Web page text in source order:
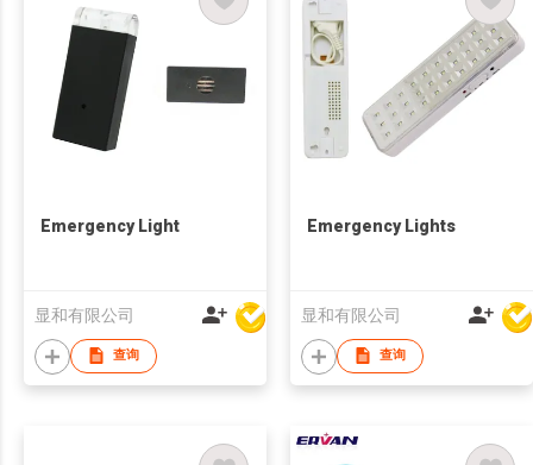
Emergency Light
显和有限公司
查询
Emergency Lights
显和有限公司
查询